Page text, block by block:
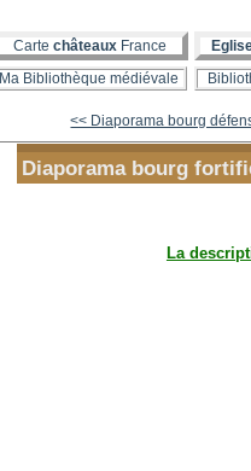
Carte châteauxFrance
Ma Bibliothèque médiévale
<< Diaporama bourg
Diaporama bourg
La